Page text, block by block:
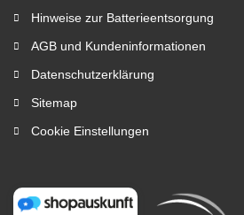
Hinweise zur Batterieentsorgung
AGB und Kundeninformationen
Datenschutzerklärung
Sitemap
Cookie Einstellungen